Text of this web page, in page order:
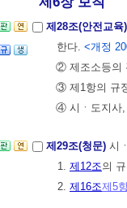
제28조(안전교
한다. <개정
② 제조소등의
③ 제1항의 규
④ 시ㆍ도지사,
제29조(청문) 시
1. 제12조의
2. 제16조제5